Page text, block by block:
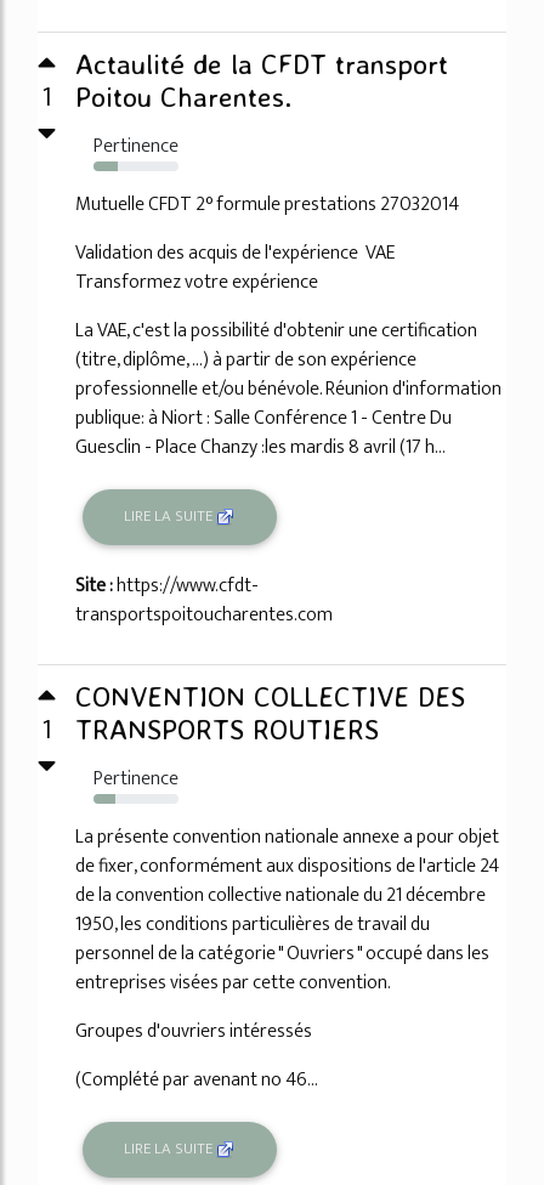
1
Actaulité de la CFDT transport
Poitou Charentes.
Pertinence
28%
Mutuelle CFDT 2° formule prestations 27032014
Validation des acquis de l'expérience VAE
Transformez votre expérience
La VAE, c'est la possibilité d'obtenir une certification
(titre, diplôme, ...) à partir de son expérience
professionnelle et/ou bénévole. Réunion d'information
publique: à Niort : Salle Conférence 1 - Centre Du
Guesclin - Place Chanzy :les mardis 8 avril (17 h...
LIRE LA SUITE
Site :https://www.cfdt-
transportspoitoucharentes.com
1
CONVENTION COLLECTIVE DES
TRANSPORTS ROUTIERS
Pertinence
25%
La présente convention nationale annexe a pour objet
de fixer, conformément aux dispositions de l'article 24
de la convention collective nationale du 21 décembre
1950, les conditions particulières de travail du
personnel de la catégorie " Ouvriers " occupé dans les
entreprises visées par cette convention.
Groupes d'ouvriers intéressés
(Complété par avenant no 46...
LIRE LA SUITE